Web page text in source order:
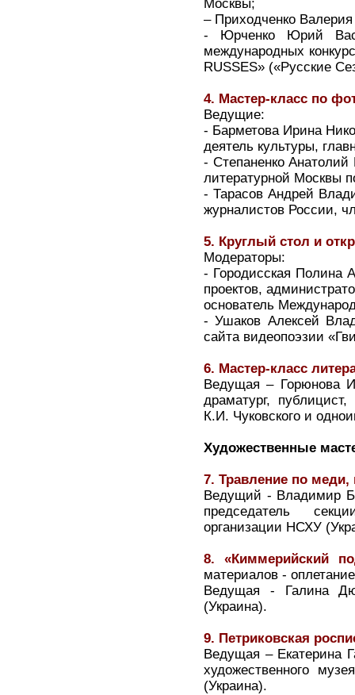
Москвы;
– Приходченко
- Юрченко Юрий
международных
RUSSES» («Русские
4. Мастер-класс по
Ведущие:
- Барметова Ирина
деятель культуры,
- Степаненко
литературной Москвы
- Тарасов Андрей
журналистов России,
5. Круглый стол и
Модераторы:
- Городисская Полина
проектов,
основатель
- Ушаков Алексей
сайта видеопоэзии
6. Мастер-класс
Ведущая – Горюнова
драматург,
К.И. Чуковского и
Художественные
7. Травление по меди,
Ведущий - Владимир
председатель
организации НСХУ
8. «Киммерийский
материалов -
Ведущая - Галина
(Украина).
9. Петриковская
Ведущая – Екатерина
художественного
(Украина).